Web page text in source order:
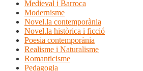
Medieval i Barroca
Modernisme
Novel.la contemporània
Novel.la històrica i ficció
Poesia contemporània
Realisme i Naturalisme
Romanticisme
Pedagogia